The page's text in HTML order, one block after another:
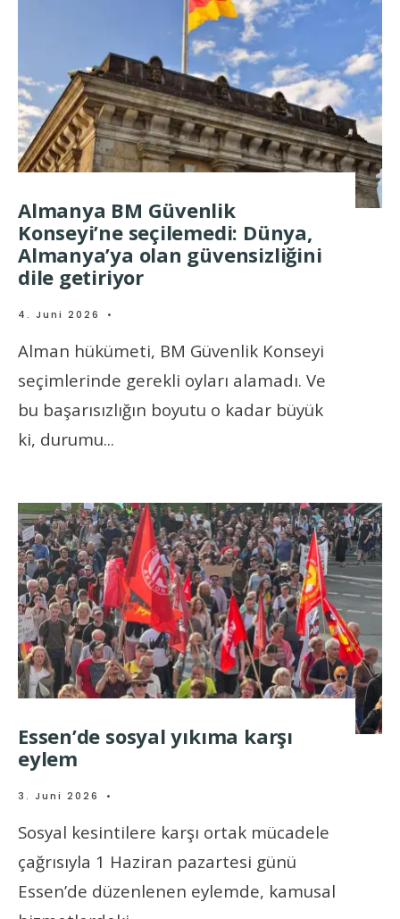
Almanya BM Güvenlik
Konseyi’ne seçilemedi: Dünya,
Almanya’ya olan güvensizliğini
dile getiriyor
4. Juni 2026 •
Alman hükümeti, BM Güvenlik Konseyi
seçimlerinde gerekli oyları alamadı. Ve
bu başarısızlığın boyutu o kadar büyük
ki, durumu...
Essen’de sosyal yıkıma karşı
eylem
3. Juni 2026 •
Sosyal kesintilere karşı ortak mücadele
çağrısıyla 1 Haziran pazartesi günü
Essen’de düzenlenen eylemde, kamusal